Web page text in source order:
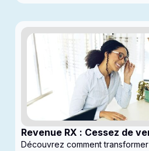
Revenue RX : Cessez de
Commencez à générer
Découvrez comment